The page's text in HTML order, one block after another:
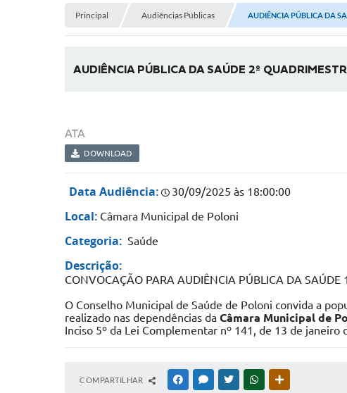
Principal Audiências Públicas AUDIÊNCIA PÚBLICA DA
AUDIÊNCIA PÚBLICA DA SAÚDE 2º
ATA
DOWNLOAD
Data Audiência: 30/09/2025 às 18:00:00
Local: Câmara Municipal de Poloni
Categoria: Saúde
Descrição:
CONVOCAÇÃO PARA AUDIÊNCIA PÚBLICA DA SAÚDE
O Conselho Municipal de Saúde de Poloni convida a
realizado nas dependências da Câmara Municipal de
Inciso 5º da Lei Complementar nº 141, de 13 de janeiro
COMPARTILHAR FACEBOOKMESSENGER
TWITTERWHATSAPP